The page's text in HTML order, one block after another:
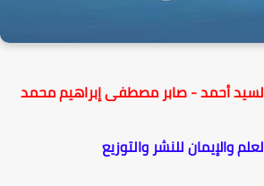
السيد أحمد - صابر مصطفى إبراهيم محمد
والإيمان للنشر والتوزيع